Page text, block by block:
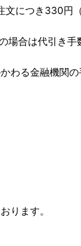
文につき330円（
合は代引き手
わる金融機関
ります。